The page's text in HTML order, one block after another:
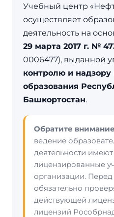
Учебный центр
осуществляет
деятельность на
29 марта 2017 г. №
0006477), выданной
контролю и надзору
образования
Башкортостан.
Обратите
ведение
деятельности имеют
лицензированные
организации.
обязательно
действующей
лицензий